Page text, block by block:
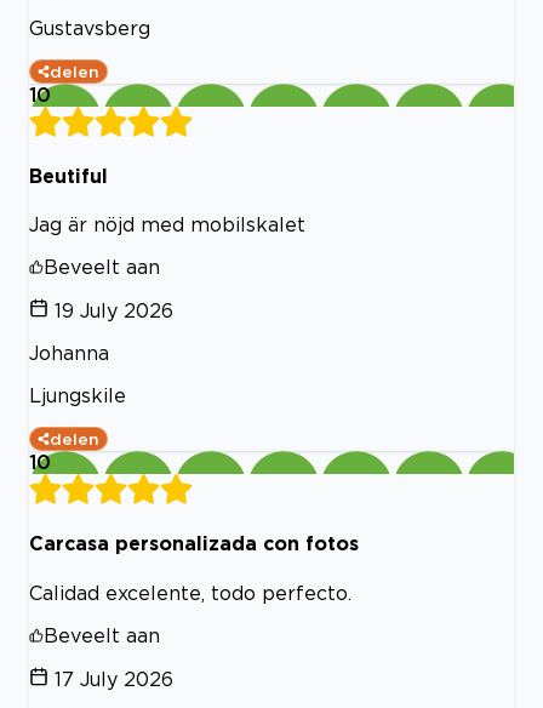
Gustavsberg
delen
10
Beutiful
Jag är nöjd med mobilskalet
Beveelt aan
19 July 2026
Johanna
Ljungskile
delen
10
Carcasa personalizada con fotos
Calidad excelente, todo perfecto.
Beveelt aan
17 July 2026